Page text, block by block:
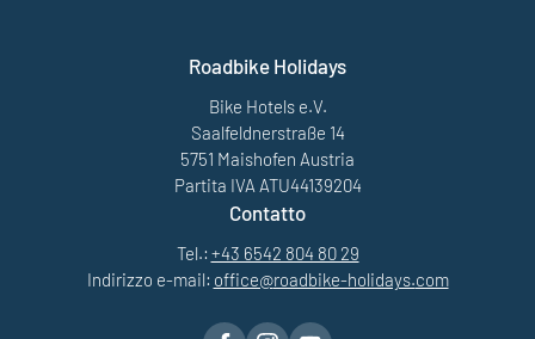
Roadbike Holidays
Bike Hotels e.V.
Saalfeldnerstraße 14
5751 Maishofen Austria
Partita IVA ATU44139204
Contatto
Tel.: +43 6542 804 80 29
Indirizzo e-mail: office@roadbike-holidays.com